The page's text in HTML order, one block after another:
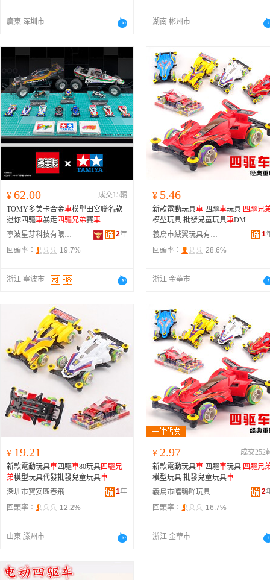
廣東 深圳市 湖南 郴州市
¥ 62.00
成交15輛
TOMY多美卡合金車模型田宮聯名款
迷你四驅車暴走四驅兄弟賽車
寧波星芽科技有限公司
2年
回頭率：
19.7%
浙江 寧波市
¥ 5.46
新款電動玩具車 四驅車玩具 四驅兄
模型玩具 批發兒童玩具車DM
義烏市絨翼玩具有限公司
1
回頭率：
28.6%
浙江 金華市
¥ 19.21
新款電動玩具車四驅車80玩具四驅兄
弟模型玩具代發批發兒童玩具車
深圳市寶安區春飛鵬玩具廠
1年
回頭率：
12.2%
山東 滕州市
¥ 2.97
成交252
新款電動玩具車 四驅車玩具 四驅兄
模型玩具 批發兒童玩具車
義烏市嘻鴨吖玩具有限公司
2
回頭率：
16.7%
浙江 金華市